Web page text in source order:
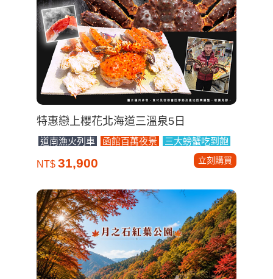
特惠戀上櫻花北海道三溫泉5日
道南漁火列車 函館百萬夜景 三大螃蟹吃到飽
NT$ 31,900 立刻購買